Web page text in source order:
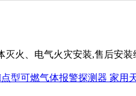
火、电气火灾安装,售后安装
点型可燃气体报警探测器 家用